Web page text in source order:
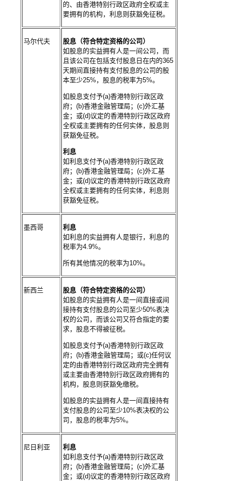
的、由香港特别行政区政府全权或主
要拥有的机构，利息则获豁免征税。
马尔代夫
股息（符合特定资格的公司）
如股息的实益拥有人是一间公司，而
且该公司在包括支付股息日在内的365
天期间直接持有支付股息的公司的股
本至少25%，股息的税率为5%。
如股息支付予(a)香港特别行政区政
府；(b)香港金融管理局；(c)外汇基
金；或(d)议定的香港特别行政区政府
全权或主要拥有的任何实体，股息则
获豁免征税。
利息
如利息支付予(a)香港特别行政区政
府；(b)香港金融管理局；(c)外汇基
金；或(d)议定的香港特别行政区政府
全权或主要拥有的任何实体，利息则
获豁免征税。
墨西哥
利息
如利息的实益拥有人是银行，利息的
税率为4.9%。
所有其他情况的税率为10%。
新西兰
股息（符合特定资格的公司）
如股息的实益拥有人是一间直接或间
接持有支付股息的公司至少50%表决
权的公司，而该公司又符合指定的要
求，股息不得被征税。
如股息支付予(a)香港特别行政区政
府；(b)香港金融管理局；或(c)任何议
定的由香港特别行政区政府完全拥有
或主要由香港特别行政区政府拥有的
机构，股息则获豁免缴税。
如股息的实益拥有人是一间直接持有
支付股息的公司至少10%表决权的公
司，股息的税率为5%。
尼日利亚
利息
如利息支付予(a)香港特别行政区政
府；(b)香港金融管理局；(c)外汇基
金；或(d)议定的香港特别行政区政府